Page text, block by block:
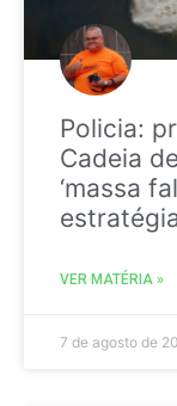
Policia:
Cadeia
‘massa
VER MATÉRIA »
7 de agosto de